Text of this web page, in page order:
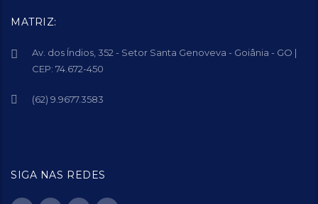
MATRIZ:
Av. dos Índios, 352 - Setor Santa Genoveva - Goiânia - GO |
CEP: 74.672-450
(62) 9.9677.3583
SIGA NAS REDES